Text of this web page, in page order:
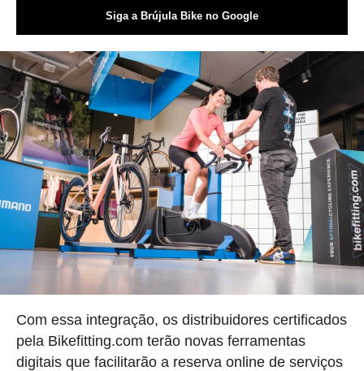
Siga a Brújula Bike no Google
Com essa integração, os distribuidores certificados
pela Bikefitting.com terão novas ferramentas
digitais que facilitarão a reserva online de serviços